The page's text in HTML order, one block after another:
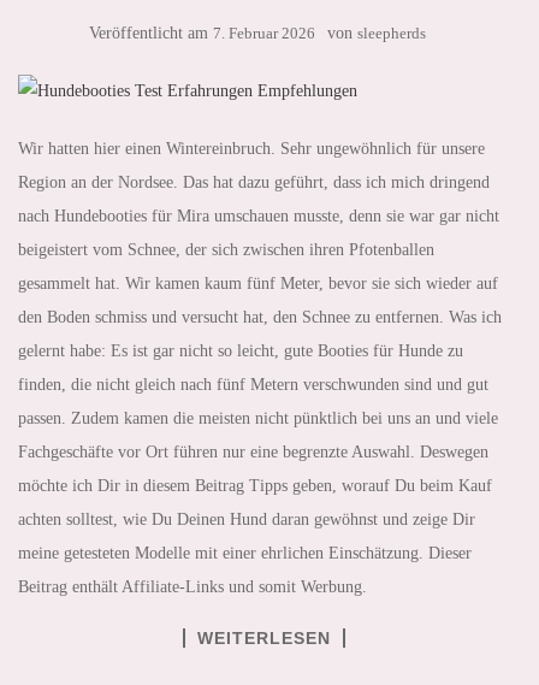
Veröffentlicht am 7. Februar 2026 von sleepherds
Wir hatten hier einen Wintereinbruch. Sehr ungewöhnlich für unsere
Region an der Nordsee. Das hat dazu geführt, dass ich mich dringend
nach Hundebooties für Mira umschauen musste, denn sie war gar nicht
beigeistert vom Schnee, der sich zwischen ihren Pfotenballen
gesammelt hat. Wir kamen kaum fünf Meter, bevor sie sich wieder auf
den Boden schmiss und versucht hat, den Schnee zu entfernen. Was ich
gelernt habe: Es ist gar nicht so leicht, gute Booties für Hunde zu
finden, die nicht gleich nach fünf Metern verschwunden sind und gut
passen. Zudem kamen die meisten nicht pünktlich bei uns an und viele
Fachgeschäfte vor Ort führen nur eine begrenzte Auswahl. Deswegen
möchte ich Dir in diesem Beitrag Tipps geben, worauf Du beim Kauf
achten solltest, wie Du Deinen Hund daran gewöhnst und zeige Dir
meine getesteten Modelle mit einer ehrlichen Einschätzung. Dieser
Beitrag enthält Affiliate-Links und somit Werbung.
WEITERLESEN